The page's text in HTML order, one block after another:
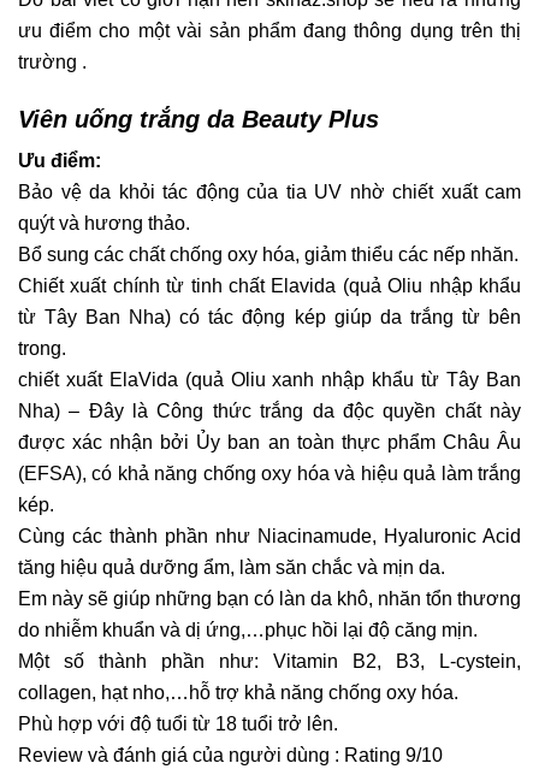
ưu điểm cho một vài sản phẩm đang thông dụng trên thị
trường .
Viên uống trắng da Beauty Plus
Ưu điểm:
Bảo vệ da khỏi tác động của tia UV nhờ chiết xuất cam
quýt và hương thảo.
Bổ sung các chất chống oxy hóa, giảm thiểu các nếp nhăn.
Chiết xuất chính từ tinh chất Elavida (quả Oliu nhập khẩu
từ Tây Ban Nha) có tác động kép giúp da trắng từ bên
trong.
chiết xuất ElaVida (quả Oliu xanh nhập khẩu từ Tây Ban
Nha) – Đây là Công thức trắng da độc quyền chất này
được xác nhận bởi Ủy ban an toàn thực phẩm Châu Âu
(EFSA), có khả năng chống oxy hóa và hiệu quả làm trắng
kép.
Cùng các thành phần như Niacinamude, Hyaluronic Acid
tăng hiệu quả dưỡng ẩm, làm săn chắc và mịn da.
Em này sẽ giúp những bạn có làn da khô, nhăn tổn thương
do nhiễm khuẩn và dị ứng,…phục hồi lại độ căng mịn.
Một số thành phần như: Vitamin B2, B3, L-cystein,
collagen, hạt nho,…hỗ trợ khả năng chống oxy hóa.
Phù hợp với độ tuổi từ 18 tuổi trở lên.
Review và đánh giá của người dùng : Rating 9/10